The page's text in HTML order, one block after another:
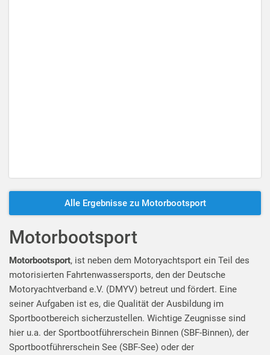
Alle Ergebnisse zu Motorbootsport
Motorbootsport
Motorbootsport, ist neben dem Motoryachtsport ein Teil des
motorisierten Fahrtenwassersports, den der Deutsche
Motoryachtverband e.V. (DMYV) betreut und fördert. Eine
seiner Aufgaben ist es, die Qualität der Ausbildung im
Sportbootbereich sicherzustellen. Wichtige Zeugnisse sind
hier u.a. der Sportbootführerschein Binnen (SBF-Binnen), der
Sportbootführerschein See (SBF-See) oder der